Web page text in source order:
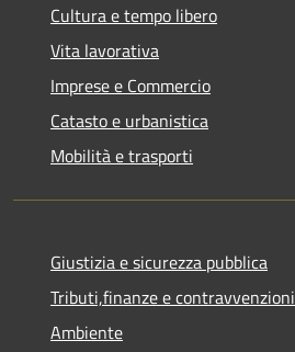
Cultura e tempo libero
Vita lavorativa
Imprese e Commercio
Catasto e urbanistica
Mobilità e trasporti
Giustizia e sicurezza pubblica
Tributi,finanze e contravvenzioni
Ambiente